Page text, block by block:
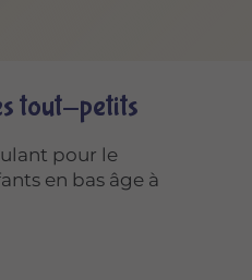
tout-petits
pour le
en bas âge à